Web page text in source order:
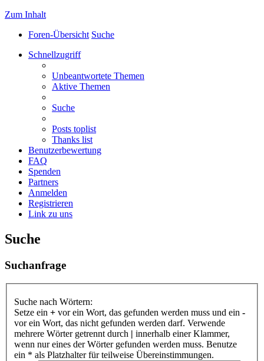
Zum Inhalt
Foren-Übersicht Suche
Schnellzugriff
Unbeantwortete Themen
Aktive Themen
Suche
Posts toplist
Thanks list
Benutzerbewertung
FAQ
Spenden
Partners
Anmelden
Registrieren
Link zu uns
Suche
Suchanfrage
Suche nach Wörtern:
Setze ein + vor ein Wort, das gefunden werden muss und ein -
vor ein Wort, das nicht gefunden werden darf. Verwende
mehrere Wörter getrennt durch | innerhalb einer Klammer,
wenn nur eines der Wörter gefunden werden muss. Benutze
ein * als Platzhalter für teilweise Übereinstimmungen.